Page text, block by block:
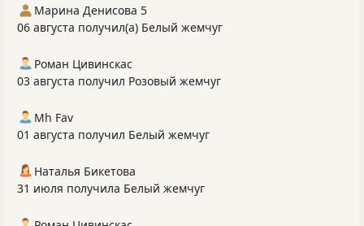
Марина Денисова 5
06 августа получил(а) Белый жемчуг
Роман Цивинскас
03 августа получил Розовый жемчуг
Mh Fav
01 августа получил Белый жемчуг
Наталья Бикетова
31 июля получила Белый жемчуг